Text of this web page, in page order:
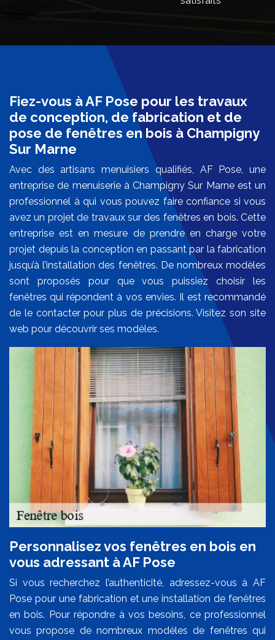
Fiez-vous à AF Pose pour les travaux
de conception, de fabrication et de
pose de fenêtres en bois à Champigny
Sur Marne
Avec des artisans menuisiers qualifiés, AF Pose, une
entreprise de menuiserie à Champigny Sur Marne est un
professionnel à qui vous pouvez faire confiance si vous
avez un projet de travaux sur des fenêtres en bois. Cette
entreprise est en mesure de prendre en charge votre
projet depuis la conception en passant par la fabrication
jusqu’à l’installation des fenêtres. De nombreux modèles
sont proposés pour que vous puissiez choisir les
fenêtres qui répondent à vos envies. Il est recommandé
de le contacter pour plus de précisions. Visitez son site
web pour découvrir ses modèles.
Personnalisez vos fenêtres en bois en
vous adressant à AF Pose
Si vous recherchez l’authenticité, adressez-vous à AF
Pose pour une fabrication et une installation de fenêtres
en bois. Pour répondre à vos besoins, ce professionnel
vous propose de nombreux modèles de fenêtres qui